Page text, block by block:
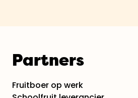
Partners
Fruitboer op werk